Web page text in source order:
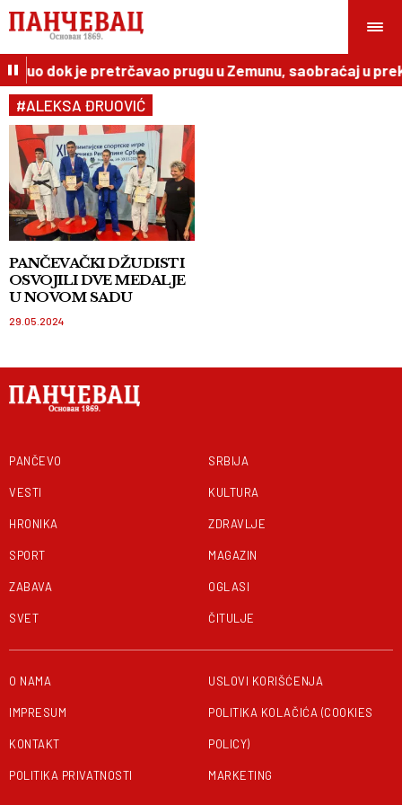
dok je pretrčavao prugu u Zemunu, saobraćaj u
#ALEKSA ĐRUOVIĆ
PANČEVAČKI DŽUDISTI
OSVOJILI DVE MEDALJE
U NOVOM SADU
29.05.2024
PANČEVO
VESTI
HRONIKA
SPORT
ZABAVA
SVET
SRBIJA
KULTURA
ZDRAVLJE
MAGAZIN
OGLASI
ČITULJE
O NAMA
IMPRESUM
KONTAKT
POLITIKA PRIVATNOSTI
USLOVI KORIŠĆENJA
POLITIKA KOLAČIĆA (COOKIES
POLICY)
MARKETING